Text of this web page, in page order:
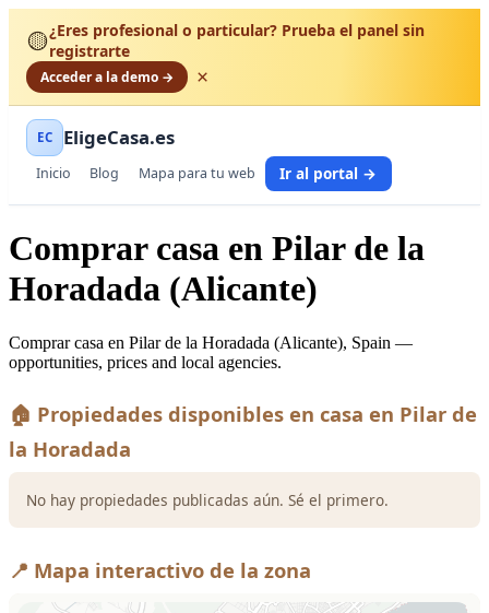
🟡¿Eres profesional o particular? Prueba el panel sin
registrarte
Acceder a la demo → ×
EC EligeCasa.es
Inicio Blog Mapa para tu web Ir al portal →
Comprar casa en Pilar de la
Horadada (Alicante)
Comprar casa en Pilar de la Horadada (Alicante), Spain —
opportunities, prices and local agencies.
🏠 Propiedades disponibles en casa en Pilar de
la Horadada
No hay propiedades publicadas aún. Sé el primero.
📍 Mapa interactivo de la zona